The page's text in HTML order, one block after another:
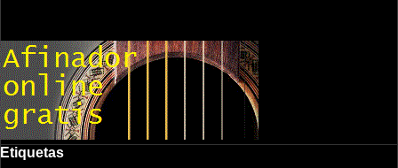
Etiquetas